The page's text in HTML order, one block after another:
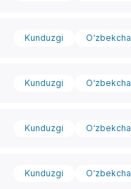
Kunduzgi O‘zbekcha
Kunduzgi O‘zbekcha
Kunduzgi O‘zbekcha
Kunduzgi O‘zbekcha
Yordam markazi